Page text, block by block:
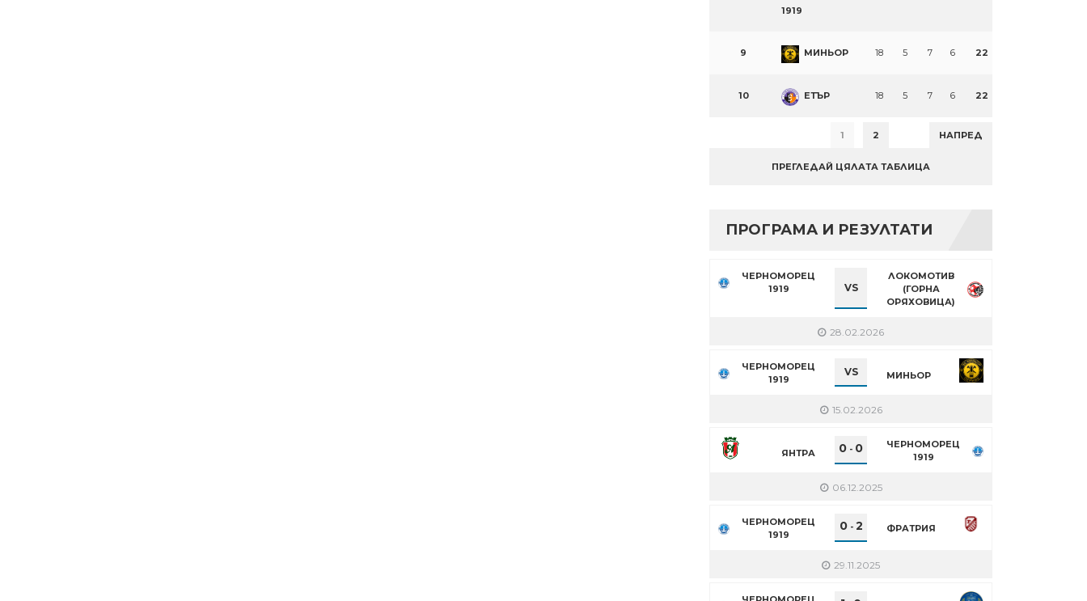
1919
9 МИНЬОР 18 5 7 6 22
10 ЕТЪР 18 5 7 6 22
1 2 НАПРЕД
ПРЕГЛЕДАЙ ЦЯЛАТА ТАБЛИЦА
ПРОГРАМА И РЕЗУЛТАТИ
ЧЕРНОМОРЕЦ
1919
VS
ЛОКОМОТИВ
(ГОРНА
ОРЯХОВИЦА)
28.02.2026
ЧЕРНОМОРЕЦ
1919
VS МИНЬОР
15.02.2026
ЯНТРА 0 - 0
ЧЕРНОМОРЕЦ
1919
06.12.2025
ЧЕРНОМОРЕЦ
1919
0- 2 ФРАТРИЯ
29.11.2025